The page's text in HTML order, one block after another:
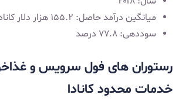
میانگین درآمد حاصل: ۱۵۵.۲ هزار دلار کانادا
سوددهی: ۷۷.۸ درصد
رستوران ‌های فول سرویس و
خدمات محدود کانادا